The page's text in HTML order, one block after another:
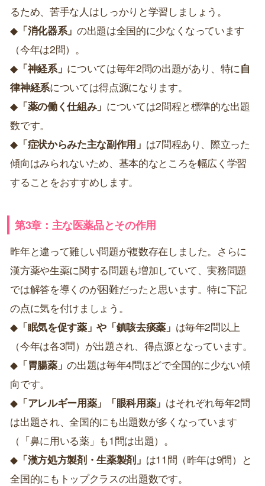
るため、苦手な人はしっかりと学習しましょう。
◆ 「消化器系」の出題は全国的に少なくなっています
（今年は2問）。
◆ 「神経系」 については毎年2問の出題があり、特に自
律神経系については得点源になります。
◆ 「薬の働く仕組み」 については2問程と標準的な出題
数です。
◆ 「症状からみた主な副作用」 は7問程あり、際立った
傾向はみられないため、基本的なところを幅広く学習
することをおすすめします。
第3章：主な医薬品とその作用
昨年と違って難しい問題が複数存在しました。さらに
漢方薬や生薬に関する問題も増加していて、実務問題
では解答を導くのが困難だったと思います。特に下記
の点に気を付けましょう。
◆ 「眠気を促す薬」や「鎮咳去痰薬」 は毎年2問以上
（今年は各3問）が出題され、得点源となっています。
◆ 「胃腸薬」の出題は毎年4問ほどで全国的に少ない傾
向です。
◆ 「アレルギー用薬」「眼科用薬」 はそれぞれ毎年2問
は出題され、全国的にも出題数が多くなっています
（「鼻に用いる薬」も1問は出題）。
◆ 「漢方処方製剤・生薬製剤」 は11問（昨年は9問）と
全国的にもトップクラスの出題数です。